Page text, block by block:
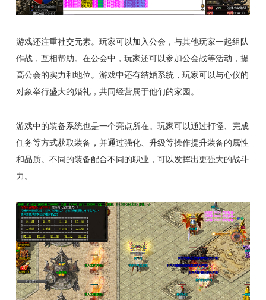
游戏还注重社交元素。玩家可以加入公会，与其他玩家一起组队
作战，互相帮助。在公会中，玩家还可以参加公会战等活动，提
高公会的实力和地位。游戏中还有结婚系统，玩家可以与心仪的
对象举行盛大的婚礼，共同经营属于他们的家园。
游戏中的装备系统也是一个亮点所在。玩家可以通过打怪、完成
任务等方式获取装备，并通过强化、升级等操作提升装备的属性
和品质。不同的装备配合不同的职业，可以发挥出更强大的战斗
力。